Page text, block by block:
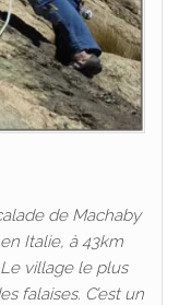
de Machaby
Italie, à 43km
village le plus
falaises. C’est un